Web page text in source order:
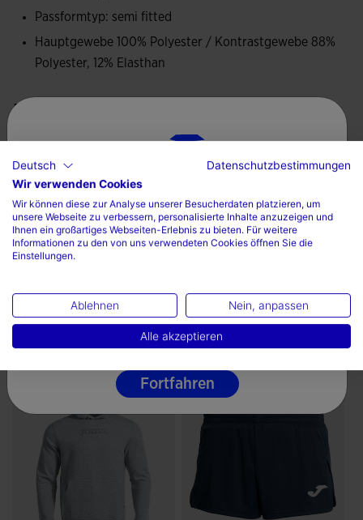
Passformtyp: semi fitted
Hauptgewebe 100% Polyester / Kontrastgewebe 88%
Polyester, 12% Elasthan
Pflege
Kein Bleichmittel verwenden
Nicht im Wäschetrockner trocknen
Bei maximal 110 Grad bügeln
Nicht trocken waschen
Vervollständigen Sie den Look
Wählen sie ihr land und ihre sprache
Land
Sprache
Deutsche
Fortfahren
Deutsch
Datenschutzbestimmungen
Wir verwenden Cookies
Wir können diese zur Analyse unserer Besucherdaten platzieren, um
unsere Webseite zu verbessern, personalisierte Inhalte anzuzeigen und
Ihnen ein großartiges Webseiten-Erlebnis zu bieten. Für weitere
Informationen zu den von uns verwendeten Cookies öffnen Sie die
Einstellungen.
Ablehnen Nein, anpassen
Alle akzeptieren